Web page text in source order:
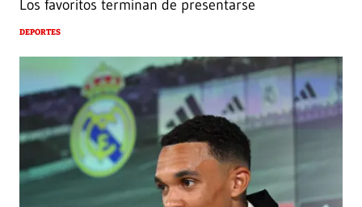
Los favoritos terminan de presentarse
DEPORTES